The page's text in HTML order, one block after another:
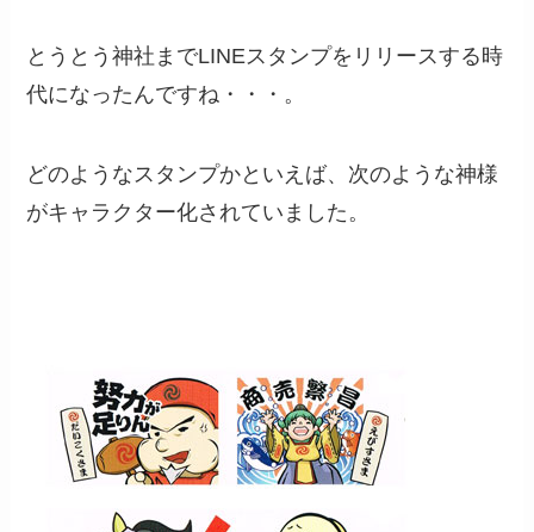
とうとう神社までLINEスタンプをリリースする時
代になったんですね・・・。
どのようなスタンプかといえば、次のような神様
がキャラクター化されていました。